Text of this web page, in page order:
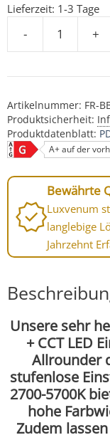
Lieferzeit: 1-3 Tage
-
24V +
Artikelnummer: FR-
Produktsicherheit:
Produktdatenblatt:
A+ auf der
Bewährte
Luxvenum
langlebige
Jahrzehnt
Unsere sehr
+ CCT LED
Allrounder
stufenlose
2700-5700K
hohe
Zudem